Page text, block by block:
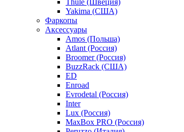
Thule (Швеция)
Yakima (США)
Фаркопы
Аксессуары
Amos (Польша)
Atlant (Россия)
Broomer (Россия)
BuzzRack (США)
ED
Enroad
Evrodetal (Россия)
Inter
Lux (Россия)
MaxBox PRO (Россия)